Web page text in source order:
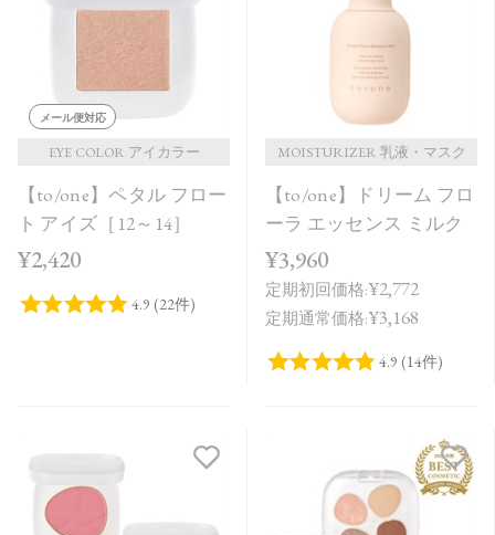
メール便対応
EYE COLOR アイカラー
【to/one】ペタル フロー
ト アイズ［12～14］
¥2,420
MOISTURIZER 乳液・マスク
【to/one】ドリーム フロ
ーラ エッセンス ミルク
¥3,960
定期初回価格:¥2,772
定期通常価格:¥3,168